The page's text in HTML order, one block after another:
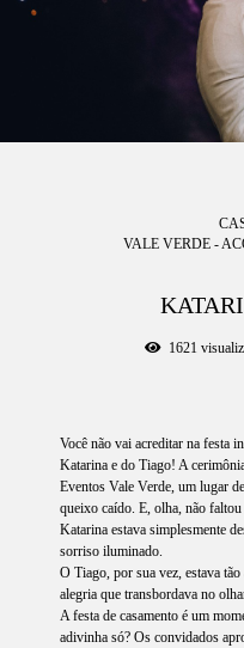
VALE VERDE -
1621
Você não vai acreditar na festa
Katarina e do Tiago! A
Eventos Vale Verde, um lugar
queixo caído. E, olha, não
Katarina estava simplesmente
sorriso iluminado.
O Tiago, por sua vez, estava
alegria que transbordava no
A festa de casamento é um
adivinha só? Os convidados